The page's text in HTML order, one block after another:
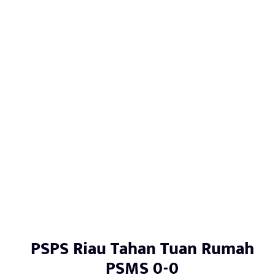
PSPS Riau Tahan Tuan Rumah
PSMS 0-0